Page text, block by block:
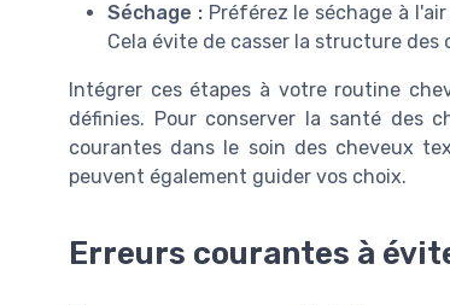
Séchage :Préférez le séchage à
Cela évite de casser la structure des
Intégrer ces étapes à votre routine
définies. Pour conserver la santé des
courantes dans le soin des cheveux
peuvent également guider vos choix.
Erreurs courantes à